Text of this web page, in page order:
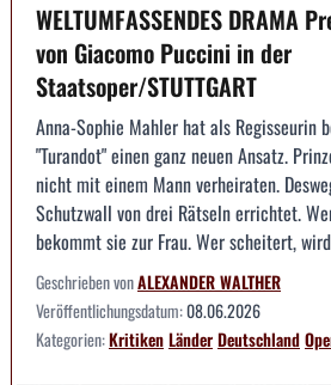
WELTUMFASSENDES DRAMA
von Giacomo Puccini in der
Staatsoper/STUTTGART
Anna-Sophie Mahler hat als Regisseurin
"Turandot" einen ganz neuen Ansatz.
nicht mit einem Mann verheiraten.
Schutzwall von drei Rätseln errichtet.
bekommt sie zur Frau. Wer scheitert,
Geschrieben vonALEXANDER WALTHER
Veröffentlichungsdatum:08.06.2026
Kategorien:KritikenLänderDeutschland